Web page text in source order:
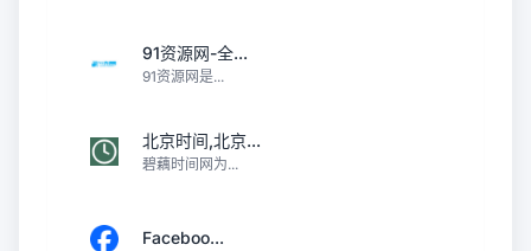
91资源网-全...
91资源网是...
北京时间,北京...
碧藕时间网为...
Faceboo...